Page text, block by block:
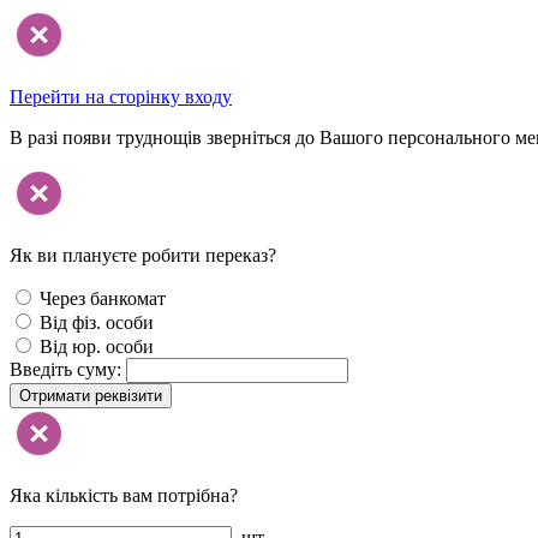
Перейти на сторінку входу
В разі появи труднощів зверніться до Вашого персонального
Як ви плануєте робити переказ?
Через банкомат
Від фіз. особи
Від юр. особи
Введіть суму:
Отримати реквізити
Яка кількість вам потрібна?